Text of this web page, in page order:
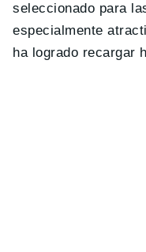
seleccionado para
especialmente
ha logrado recargar